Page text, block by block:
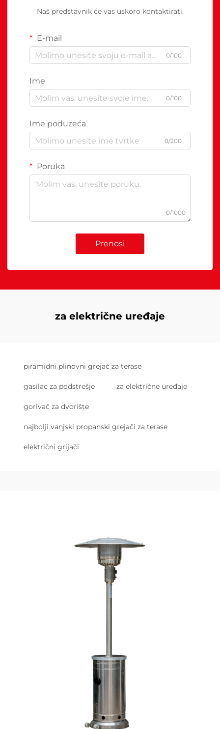
Naš predstavnik će vas uskoro kontaktirati.
E-mail
0/100
Ime
0/100
Ime poduzeća
0/200
Poruka
0/1000
Prenosi
za električne uređaje
piramidni plinovni grejač za terase
gasilac za podstrešje za električne uređaje
gorivač za dvorište
najbolji vanjski propanski grejači za terase
električni grijači